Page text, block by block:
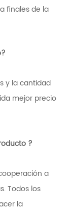
finales de la
y la cantidad
mejor precio
?
a
Todos los
la